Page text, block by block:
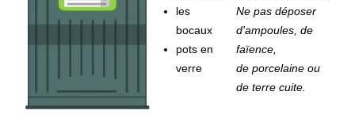
les
bocaux
pots en
verre
Ne pas déposer
d'ampoules, de
faïence,
de porcelaine ou
de terre cuite.